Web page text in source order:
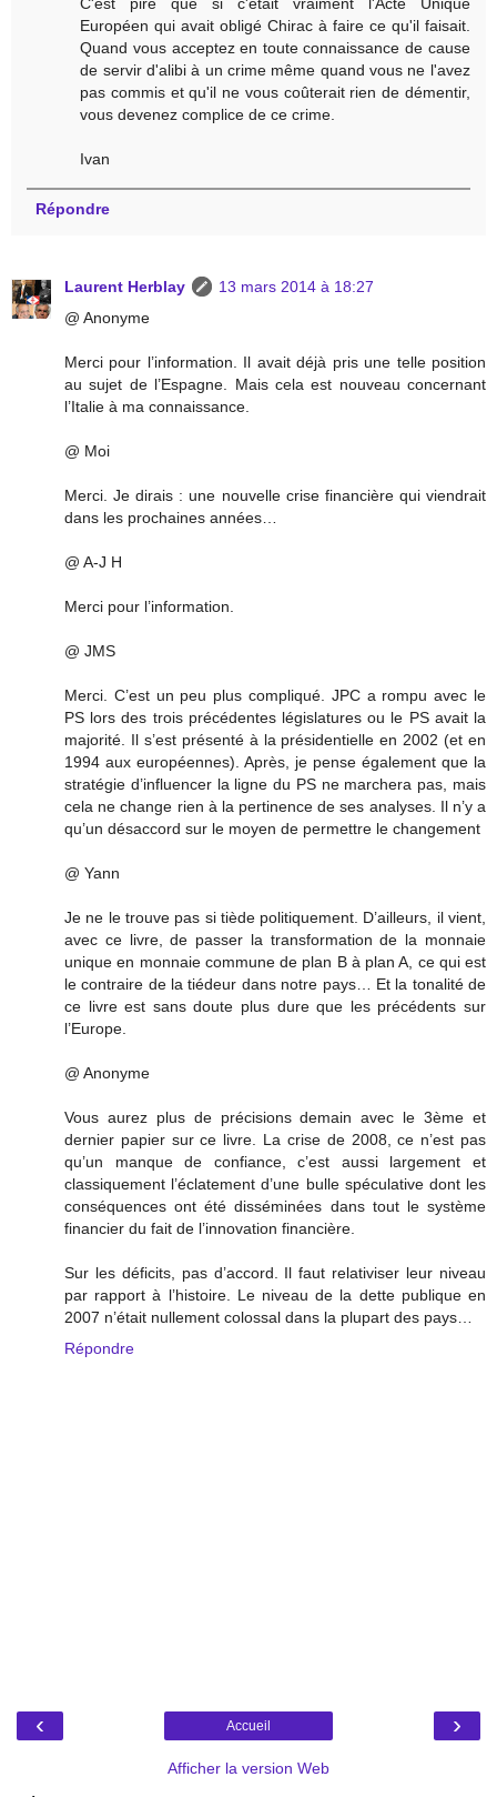
Européen qui avait obligé Chirac à faire ce qu'il faisait.
Quand vous acceptez en toute connaissance de cause
de servir d'alibi à un crime même quand vous ne l'avez
pas commis et qu'il ne vous coûterait rien de démentir,
vous devenez complice de ce crime.
Ivan
Répondre
Laurent Herblay
13 mars 2014 à 18:27
@ Anonyme
Merci pour l’information. Il avait déjà pris une telle position
au sujet de l’Espagne. Mais cela est nouveau concernant
l’Italie à ma connaissance.
@ Moi
Merci. Je dirais : une nouvelle crise financière qui viendrait
dans les prochaines années…
@ A-J H
Merci pour l’information.
@ JMS
Merci. C’est un peu plus compliqué. JPC a rompu avec le
PS lors des trois précédentes législatures ou le PS avait la
majorité. Il s’est présenté à la présidentielle en 2002 (et en
1994 aux européennes). Après, je pense également que la
stratégie d’influencer la ligne du PS ne marchera pas, mais
cela ne change rien à la pertinence de ses analyses. Il n’y a
qu’un désaccord sur le moyen de permettre le changement
@ Yann
Je ne le trouve pas si tiède politiquement. D’ailleurs, il vient,
avec ce livre, de passer la transformation de la monnaie
unique en monnaie commune de plan B à plan A, ce qui est
le contraire de la tiédeur dans notre pays… Et la tonalité de
ce livre est sans doute plus dure que les précédents sur
l’Europe.
@ Anonyme
Vous aurez plus de précisions demain avec le 3ème et
dernier papier sur ce livre. La crise de 2008, ce n’est pas
qu’un manque de confiance, c’est aussi largement et
classiquement l’éclatement d’une bulle spéculative dont les
conséquences ont été disséminées dans tout le système
financier du fait de l’innovation financière.
Sur les déficits, pas d’accord. Il faut relativiser leur niveau
par rapport à l’histoire. Le niveau de la dette publique en
2007 n’était nullement colossal dans la plupart des pays…
Répondre
‹ ›
Accueil
Afficher la version Web